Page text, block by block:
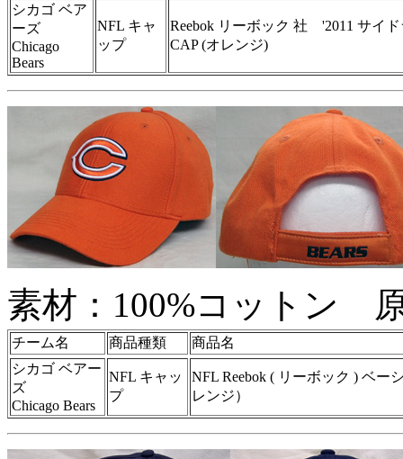
シカゴ ベア
ーズ
Chicago
Bears
NFL キャ
ップ
Reebok リーボック 社 '2011 サイ
CAP (オレンジ)
素材：100%コットン
チーム名 商品種類
商品名
シカゴ ベアー
ズ
Chicago Bears
NFL キャッ
プ
NFL Reebok ( リーボック ) ベー
レンジ）